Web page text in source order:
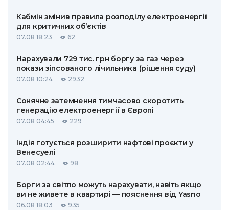
Кабмін змінив правила розподілу електроенергії
для критичних об’єктів
07.08 18:23 62
Нарахували 729 тис. грн боргу за газ через
покази зіпсованого лічильника (рішення суду)
07.08 10:24 2932
Сонячне затемнення тимчасово скоротить
генерацію електроенергії в Європі
07.08 04:45 229
Індія готується розширити нафтові проєкти у
Венесуелі
07.08 02:44 98
Борги за світло можуть нарахувати, навіть якщо
ви не живете в квартирі — пояснення від Yasno
06.08 18:03 935